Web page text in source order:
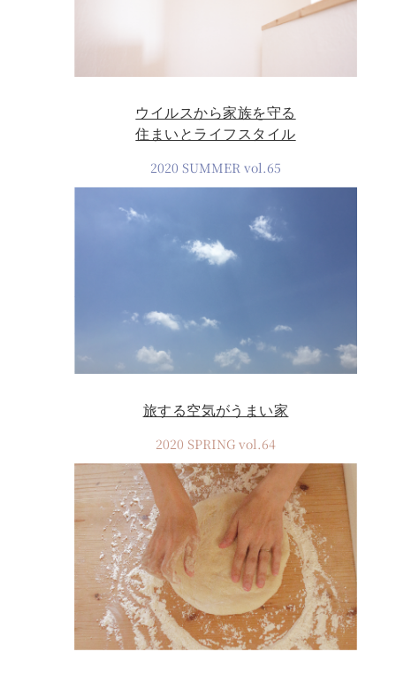
ウイルスから家族を守る
住まいとライフスタイル
2020 SUMMER vol.65
旅する空気がうまい家
2020 SPRING vol.64